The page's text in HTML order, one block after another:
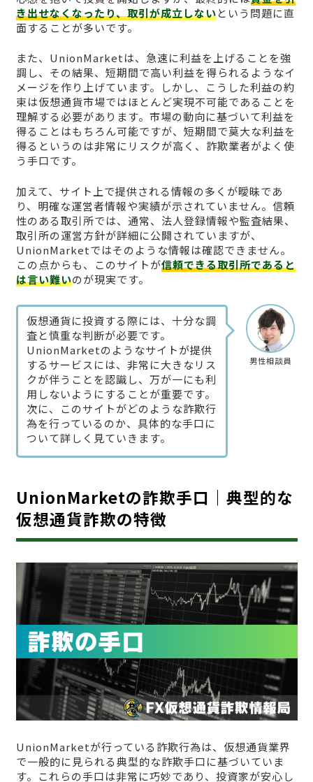
き出せなくなったり、取引が成立しないという問題に直
面することが多いです。
また、UnionMarketは、急速に利益を上げることを強
調し、その結果、短期間で高い利益を得られるようなイ
メージを作り上げています。しかし、こうした利益の約
束は仮想通貨市場ではほとんど実現不可能であることを
理解する必要があります。市場の動向に基づいて利益を
得ることはもちろん可能ですが、短期間で莫大な利益を
得るというのは非常にリスクが高く、詐欺業者がよく使
う手口です。
加えて、サイト上で提供される情報の多くが曖昧であ
り、明確な運営者情報や実績が示されていません。信頼
性のある取引所では、通常、法人登録情報や監査結果、
取引所の運営方針が詳細に公開されていますが、
UnionMarketではそのような情報は確認できません。
この点からも、このサイトが信頼できる取引所であると
は言い難いのが現実です。
男性相談員
仮想通貨に投資する際には、十分な調
査と慎重な判断が必要です。
UnionMarketのようなサイトが提供
するサービスには、非常に大きなリス
クが伴うことを認識し、万が一にも利
用しないようにすることが重要です。
次に、このサイトがどのような詐欺行
為を行っているのか、具体的な手口に
ついて詳しく見ていきます。
UnionMarketの詐欺手口｜典型的な
仮想通貨詐欺の特徴
UnionMarketが行っている詐欺行為は、仮想通貨業界
で一般的に見られる典型的な詐欺手口に基づいていま
す。これらの手口は非常に巧妙であり、投資家が安心し